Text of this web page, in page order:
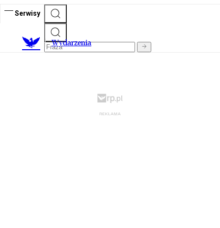
Serwisy
Wydarzenia